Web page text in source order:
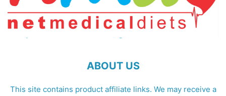
ABOUT US
This site contains product affiliate links. We may receive a